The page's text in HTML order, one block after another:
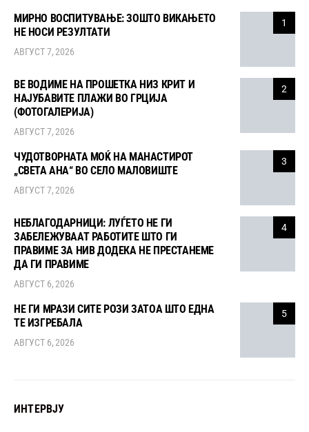
1
МИРНО ВОСПИТУВАЊЕ: ЗОШТО ВИКАЊЕТО
НЕ НОСИ РЕЗУЛТАТИ
АВГУСТ 7, 2026
2
ВЕ ВОДИМЕ НА ПРОШЕТКА НИЗ КРИТ И
НАЈУБАВИТЕ ПЛАЖИ ВО ГРЦИЈА
(ФОТОГАЛЕРИЈА)
АВГУСТ 7, 2026
3
ЧУДОТВОРНАТА МОЌ НА МАНАСТИРОТ
„СВЕТА АНА“ ВО СЕЛО МАЛОВИШТЕ
АВГУСТ 7, 2026
4
НЕБЛАГОДАРНИЦИ: ЛУЃЕТО НЕ ГИ
ЗАБЕЛЕЖУВААТ РАБОТИТЕ ШТО ГИ
ПРАВИМЕ ЗА НИВ ДОДЕКА НЕ ПРЕСТАНЕМЕ
ДА ГИ ПРАВИМЕ
АВГУСТ 6, 2026
5
НЕ ГИ МРАЗИ СИТЕ РОЗИ ЗАТОА ШТО ЕДНА
ТЕ ИЗГРЕБАЛА
АВГУСТ 6, 2026
ИНТЕРВЈУ